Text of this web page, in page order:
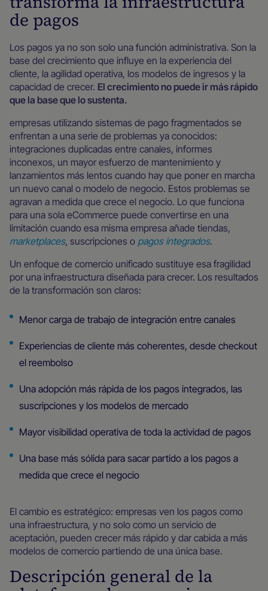
de pagos
Los pagos ya no son solo una función administrativa. Son la
base del crecimiento que influye en la experiencia del
cliente, la agilidad operativa, los modelos de ingresos y la
capacidad de crecer. El crecimiento no puede ir más rápido
que la base que lo sustenta.
empresas utilizando sistemas de pago fragmentados se
enfrentan a una serie de problemas ya conocidos:
integraciones duplicadas entre canales, informes
inconexos, un mayor esfuerzo de mantenimiento y
lanzamientos más lentos cuando hay que poner en marcha
un nuevo canal o modelo de negocio. Estos problemas se
agravan a medida que crece el negocio. Lo que funciona
para una sola eCommerce puede convertirse en una
limitación cuando esa misma empresa añade tiendas,
marketplaces, suscripciones o pagos integrados.
Un enfoque de comercio unificado sustituye esa fragilidad
por una infraestructura diseñada para crecer. Los resultados
de la transformación son claros:
Menor carga de trabajo de integración entre canales
Experiencias de cliente más coherentes, desde checkout
el reembolso
Una adopción más rápida de los pagos integrados, las
suscripciones y los modelos de mercado
Mayor visibilidad operativa de toda la actividad de pagos
Una base más sólida para sacar partido a los pagos a
medida que crece el negocio
El cambio es estratégico: empresas ven los pagos como
una infraestructura, y no solo como un servicio de
aceptación, pueden crecer más rápido y dar cabida a más
modelos de comercio partiendo de una única base.
Descripción general de la